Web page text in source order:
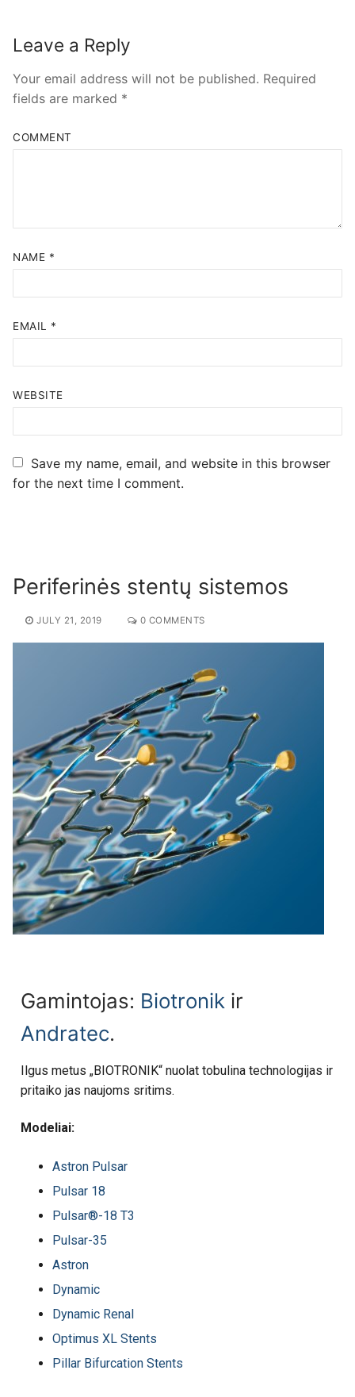
Leave a Reply
Your email address will not be published. Required
fields are marked *
COMMENT
NAME *
EMAIL *
WEBSITE
Save my name, email, and website in this browser
for the next time I comment.
Periferinės stentų sistemos
JULY 21, 2019 0 COMMENTS
Gamintojas: Biotronik ir
Andratec.
Ilgus metus „BIOTRONIK“ nuolat tobulina technologijas ir
pritaiko jas naujoms sritims.
Modeliai:
Astron Pulsar
Pulsar 18
Pulsar®-18 T3
Pulsar-35
Astron
Dynamic
Dynamic Renal
Optimus XL Stents
Pillar Bifurcation Stents